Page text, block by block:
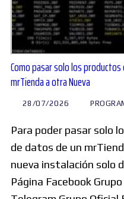
Como pasar solo los
mrTienda a otra Nueva
28/07/2026
Para poder pasar solo
de datos de un
nueva instalación solo
Página Facebook